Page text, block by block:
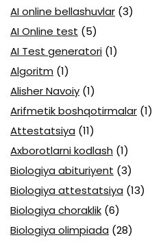
AI online bellashuvlar (3)
AI Online test (5)
AI Test generatori (1)
Algoritm (1)
Alisher Navoiy (1)
Arifmetik boshqotirmalar (1)
Attestatsiya (11)
Axborotlarni kodlash (1)
Biologiya abituriyent (3)
Biologiya attestatsiya (13)
Biologiya choraklik (6)
Biologiya olimpiada (28)